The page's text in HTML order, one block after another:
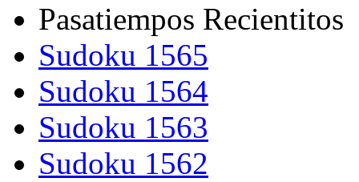
Pasatiempos Recientitos
Sudoku 1565
Sudoku 1564
Sudoku 1563
Sudoku 1562